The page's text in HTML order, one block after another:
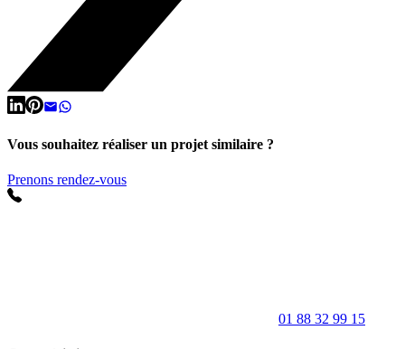
Vous souhaitez réaliser un projet similaire ?
Prenons rendez-vous
01 88 32 99 15